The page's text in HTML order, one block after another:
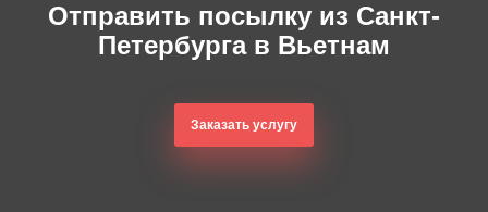
Отправить посылку из Санкт-
Петербурга в Вьетнам
Заказать услугу